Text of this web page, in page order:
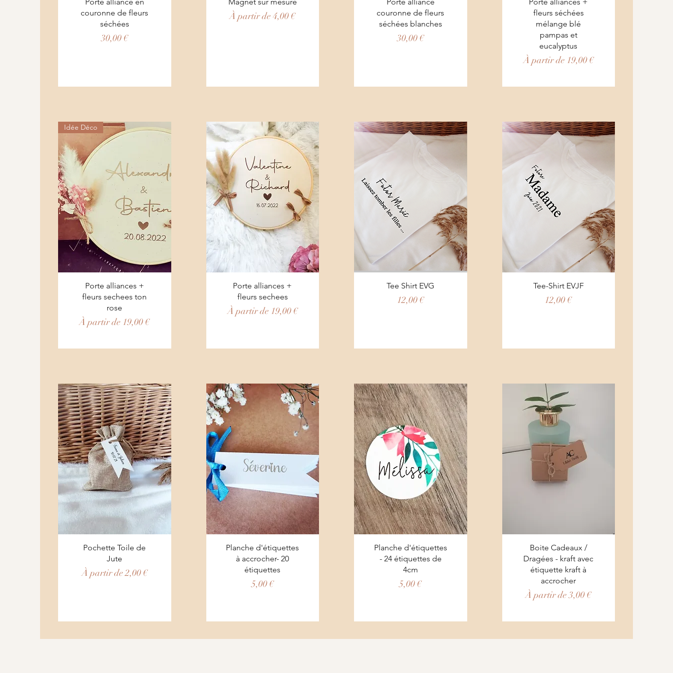
Porte alliance en
couronne de fleurs
séchées
Prix
30,00 €
Magnet sur mesure
À partir de4,00 €
Prix promotionnel
Porte alliance
couronne de fleurs
séchées blanches
Prix
30,00 €
Porte alliances +
fleurs séchées
mélange blé
pampas et
eucalyptus
À partir de 19,00 €
Prix promotionnel
Aperçu rapide
Idée Déco
Porte alliances +
fleurs sechees ton
rose
À partir de 19,00 €
Prix promotionnel
Aperçu rapide
Porte alliances +
fleurs sechees
À partir de 19,00 €
Prix promotionnel
Aperçu rapide
Tee Shirt EVG
Prix
12,00 €
Aperçu rapide
Tee-Shirt EVJF
Prix
12,00 €
Aperçu rapide
Pochette Toile de
Jute
À partir de2,00 €
Prix promotionnel
Aperçu rapide
Planche d'étiquettes
à accrocher- 20
étiquettes
Prix
5,00 €
Aperçu rapide
Planche d'étiquettes
- 24 étiquettes de
4cm
Prix
5,00 €
Aperçu rapide
Boite Cadeaux /
Dragées - kraft avec
étiquette kraft à
accrocher
À partir de3,00 €
Prix promotionnel